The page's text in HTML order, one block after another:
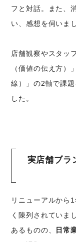
フと対話。また、
い、感想を伺いま
店舗観察やスタッ
（価値の伝え方）
線）」の2軸で課
した。
実店舗ブラ
リニューアルから
く陳列されていま
あるものの、
日常